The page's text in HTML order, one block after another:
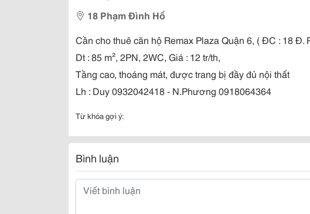
18 Phạm Đình Hổ
Cần cho thuê căn hộ Remax Plaza Quận 6, ( ĐC : 18 Đ.
Dt : 85 m², 2PN, 2WC, Giá : 12 tr/th,
Tầng cao, thoáng mát, được trang bị đầy đủ nội thất
Lh : Duy 0932042418 - N.Phương 0918064364
Từ khóa gợi ý:
Bình luận